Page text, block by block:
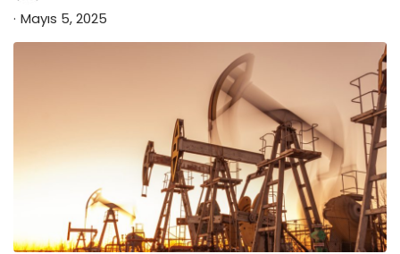
Mayıs 5, 2025